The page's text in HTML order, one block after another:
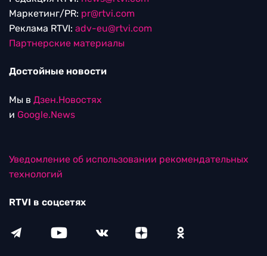
Маркетинг/PR: pr@rtvi.com
Реклама RTVI: adv-eu@rtvi.com
Партнерские материалы
Достойные новости
Мы в Дзен.Новостях
и Google.News
Уведомление об использовании рекомендательных
технологий
RTVI в соцсетях